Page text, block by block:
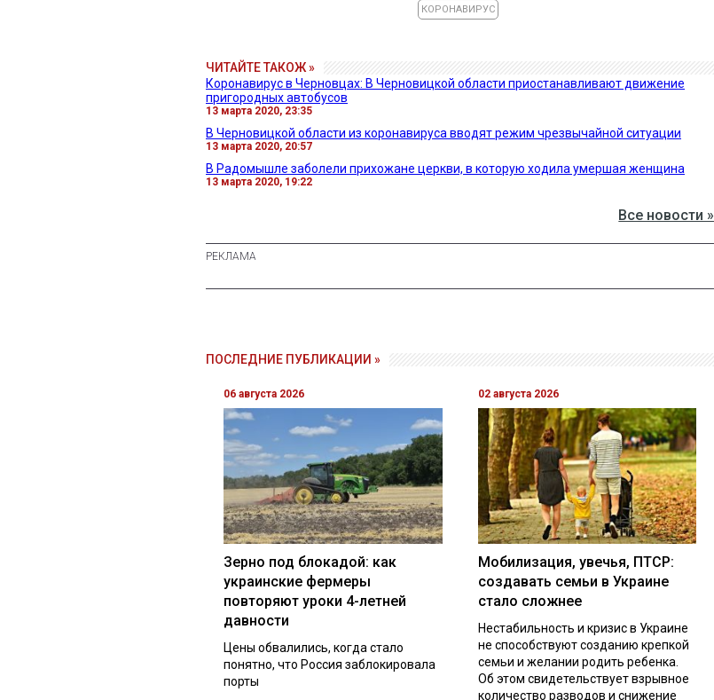
КОРОНАВИРУС
ЧИТАЙТЕ ТАКОЖ »
Коронавирус в Черновцах: В Черновицкой области приостанавливают движение
пригородных автобусов
13 марта 2020, 23:35
В Черновицкой области из коронавируса вводят режим чрезвычайной ситуации
13 марта 2020, 20:57
В Радомышле заболели прихожане церкви, в которую ходила умершая женщина
13 марта 2020, 19:22
Все новости »
ПОСЛЕДНИЕ ПУБЛИКАЦИИ »
06 августа 2026
Зерно под блокадой: как
украинские фермеры
повторяют уроки 4-летней
давности
Цены обвалились, когда стало
понятно, что Россия заблокировала
порты
02 августа 2026
Мобилизация, увечья, ПТСР:
создавать семьи в Украине
стало сложнее
Нестабильность и кризис в Украине
не способствуют созданию крепкой
семьи и желании родить ребенка.
Об этом свидетельствует взрывное
количество разводов и снижение